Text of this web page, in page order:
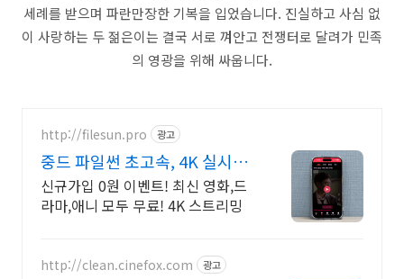
세례를 받으며 파란만장한 기복을 입었습니다. 진실하고 사심 없
이 사랑하는 두 젊은이는 결국 서로 껴안고 전쟁터로 달려가 민족
의 영광을 위해 싸웁니다.
http://filesun.pro 광고
중드 파일썬 초고속, 4K 실시간
보기!
신규가입 0원 이벤트! 최신 영화,드
라마,애니 모두 무료! 4K 스트리밍
http://clean.cinefox.com 광고